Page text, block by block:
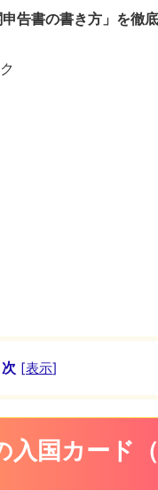
告書の書き方」を徹
[表示]
入国カード